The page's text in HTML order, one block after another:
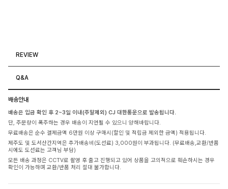
REVIEW
Q&A
배송안내
배송은 입금 확인 후 2~3일 이내(주말제외) CJ 대한통운으로 발송됩니다.
단, 주문량이 폭주하는 경우 배송이 지연될 수 있으니 양해바랍니다.
무료배송은 순수 결제금액 6만원 이상 구매시(할인 및 적립금 제외한 금액) 적용됩니다.
제주도 및 도서산간지역은 추가배송비(도선료) 3,000원이 부과됩니다. (무료배송,교환/반품
시에도 도선료는 고객님 부담)
모든 배송 과정은 CCTV로 촬영 후 출고 진행되고 있어 상품을 고의적으로 훼손하시는 경우
확인이 가능하며 교환/반품 처리 절대 불가합니다.